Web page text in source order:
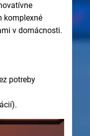
komplexné
v domácnosti.
potreby